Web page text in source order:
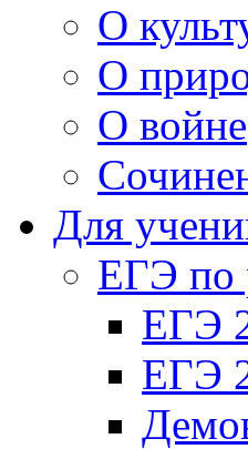
О
О
О войне
Для
ЕГЭ по
ЕГЭ
ЕГЭ